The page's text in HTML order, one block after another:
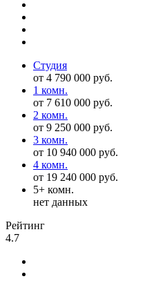
Студия
от 4 790 000 руб.
1 комн.
от 7 610 000 руб.
2 комн.
от 9 250 000 руб.
3 комн.
от 10 940 000 руб.
4 комн.
от 19 240 000 руб.
5+ комн.
нет данных
Рейтинг
4.7